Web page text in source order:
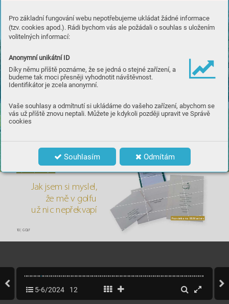
Pro základní fungování webu nepotřebujeme ukládat žádné informace
(tzv. cookies apod.). Rádi bychom vás ale požádali o souhlas s uložením
volitelných informací:
Anonymní unikátní ID
Díky němu příště poznáme, že se jedná o stejné zařízení, a
budeme tak moci přesněji vyhodnotit návštěvnost.
Identifikátor je zcela anonymní.
Vaše souhlasy a odmítnutí si ukládáme do vašeho zařízení, abychom se
vás už příště znovu neptali. Můžete je kdykoli později upravit ve Správě
cookies
Souhlasím Odmítám
10 GOLF
Jak jsem si mys lel ,
že mě v golfu
už nic nepřekvapí
Pozvánka na 88. Masters
5-6/2024 12